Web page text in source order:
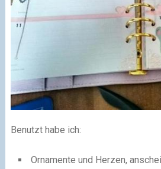
Benutzt habe ich:
Ornamente und Herzen,